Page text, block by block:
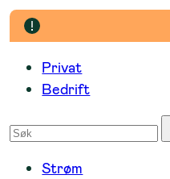
Hopp
til
innholdPrivat
Bedrift
Søk
etter
Strøm